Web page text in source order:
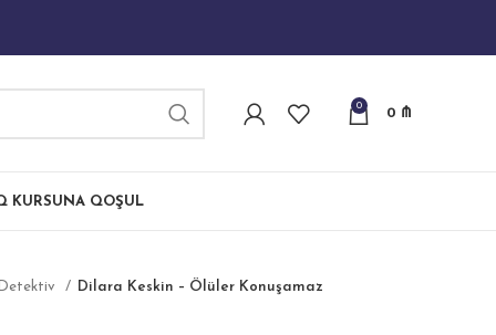
0
0 ₼
KURSUNA QOŞUL
Detektiv Dilara Keskin – Ölüler Konuşamaz